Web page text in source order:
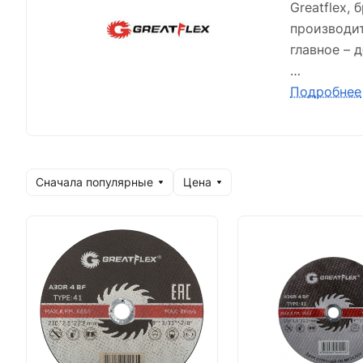
Greatflex,
главное –
Отрезные
Контроль
Испытания
Подробнее
Сначала популярные Цена